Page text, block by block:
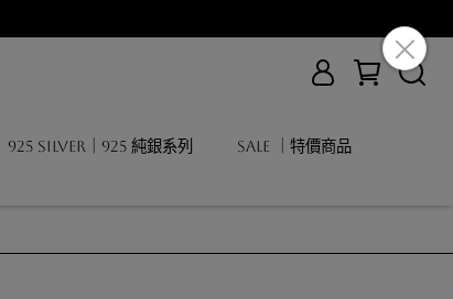
925 Silver｜925 純銀系列 SALE ｜特價商品